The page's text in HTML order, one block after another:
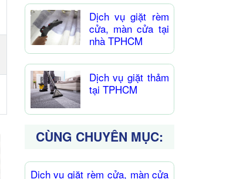
Dịch vụ giặt rèm
cửa, màn cửa tại
nhà TPHCM
Dịch vụ giặt thảm
tại TPHCM
CÙNG CHUYÊN MỤC:
Dịch vụ giặt rèm cửa, màn cửa